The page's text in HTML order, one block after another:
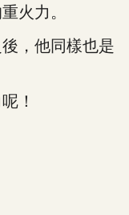
火力。
，他同樣也是
！